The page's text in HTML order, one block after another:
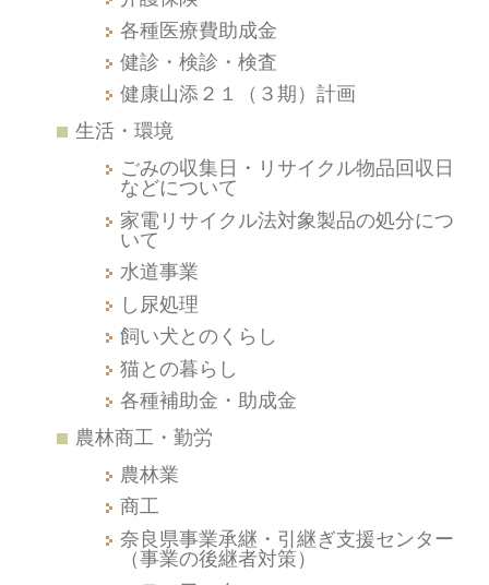
各種医療費助成金
健診・検診・検査
健康山添２１（３期）計画
生活・環境
ごみの収集日・リサイクル物品回収日
などについて
家電リサイクル法対象製品の処分につ
いて
水道事業
し尿処理
飼い犬とのくらし
猫との暮らし
各種補助金・助成金
農林商工・勤労
農林業
商工
奈良県事業承継・引継ぎ支援センター
（事業の後継者対策）